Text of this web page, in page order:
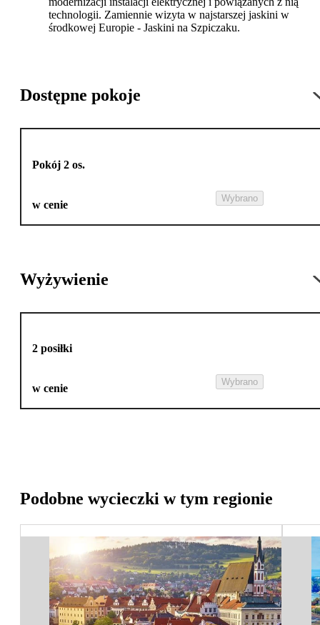
technologii. Zamiennie wizyta w najstarszej jaskini w
środkowej Europie - Jaskini na Szpiczaku.
Dostępne pokoje
Pokój 2 os.
w cenie
Wybrano
Wyżywienie
2 posiłki
w cenie
Wybrano
Podobne wycieczki w tym regionie